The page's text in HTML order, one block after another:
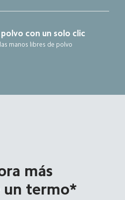
polvo con un solo clic
manos libres de polvo
más
un termo*